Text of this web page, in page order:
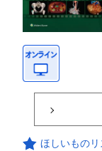
ほしいもの